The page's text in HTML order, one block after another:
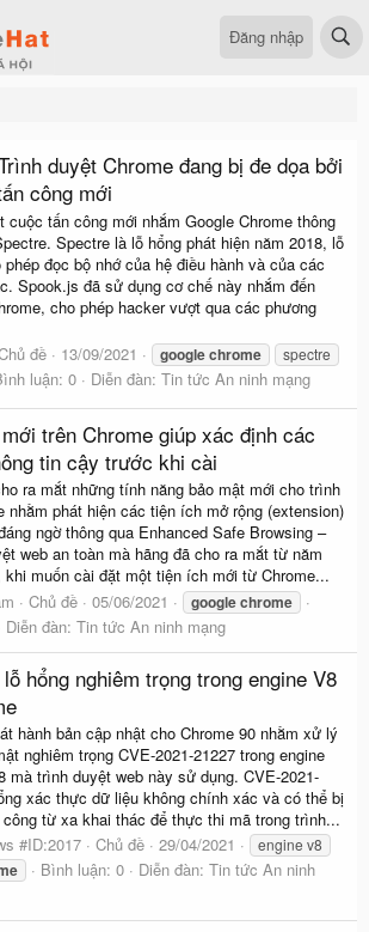
Đăng nhập
duyệt Chrome đang bị đe dọa bởi
công mới
cuộc tấn công mới nhắm Google Chrome thông
Spectre là lỗ hổng phát hiện năm 2018, lỗ
phép đọc bộ nhớ của hệ điều hành và của các
Spook.js đã sử dụng cơ chế này nhắm đến
cho phép hacker vượt qua các phương
đề 13/09/2021 googlechrome
spectre
luận: 0 Diễn đàn: Tin tức An ninh mạng
trên Chrome giúp xác định các
tin cậy trước khi cài
ra mắt những tính năng bảo mật mới cho trình
nhằm phát hiện các tiện ích mở rộng (extension)
ngờ thông qua Enhanced Safe Browsing –
web an toàn mà hãng đã cho ra mắt từ năm
khi muốn cài đặt một tiện ích mới từ Chrome...
Chủ đề 05/06/2021 googlechrome
Diễn đàn: Tin tức An ninh mạng
hổng nghiêm trọng trong engine V8
hành bản cập nhật cho Chrome 90 nhằm xử lý
nghiêm trọng CVE-2021-21227 trong engine
mà trình duyệt web này sử dụng. CVE-2021-
xác thực dữ liệu không chính xác và có thể bị
từ xa khai thác để thực thi mã trong trình...
#ID:2017
Chủ đề 29/04/2021 engine v8
Bình luận: 0 Diễn đàn: Tin tức An ninh